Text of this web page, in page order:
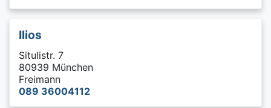
Ilios
Situlistr. 7
80939 München
Freimann
089 36004112